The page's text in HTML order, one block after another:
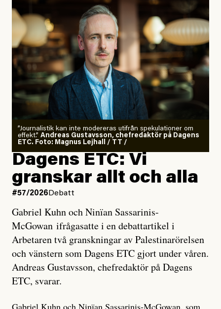
”Journalistik kan inte modereras utifrån spekulationer om
effekt.” Andreas Gustavsson, chefredaktör på Dagens
ETC. Foto: Magnus Lejhall / TT /
Dagens ETC: Vi
granskar allt och alla
#57/2026 Debatt
Gabriel Kuhn och Ninïan Sassarinis-
McGowan ifrågasatte i en debattartikel i
Arbetaren två granskningar av Palestinarörelsen
och vänstern som Dagens ETC gjort under våren.
Andreas Gustavsson, chefredaktör på Dagens
ETC, svarar.
Gabriel Kuhn och Ninïan Sassarinis-McGowan, som